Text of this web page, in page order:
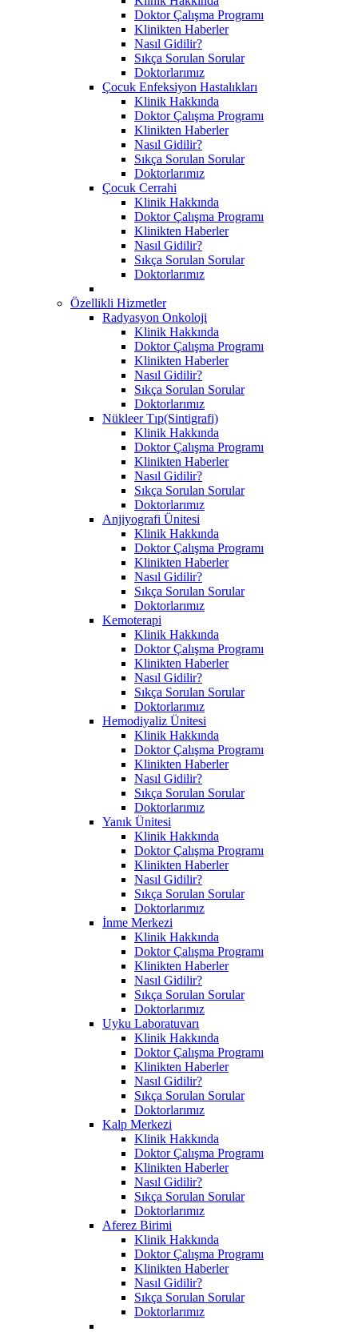
Doktor Çalışma Programı
Klinikten Haberler
Nasıl Gidilir?
Sıkça Sorulan Sorular
Doktorlarımız
Çocuk Enfeksiyon Hastalıkları
Klinik Hakkında
Doktor Çalışma Programı
Klinikten Haberler
Nasıl Gidilir?
Sıkça Sorulan Sorular
Doktorlarımız
Çocuk Cerrahi
Klinik Hakkında
Doktor Çalışma Programı
Klinikten Haberler
Nasıl Gidilir?
Sıkça Sorulan Sorular
Doktorlarımız
Özellikli Hizmetler
Radyasyon Onkoloji
Klinik Hakkında
Doktor Çalışma Programı
Klinikten Haberler
Nasıl Gidilir?
Sıkça Sorulan Sorular
Doktorlarımız
Nükleer Tıp(Sintigrafi)
Klinik Hakkında
Doktor Çalışma Programı
Klinikten Haberler
Nasıl Gidilir?
Sıkça Sorulan Sorular
Doktorlarımız
Anjiyografi Ünitesi
Klinik Hakkında
Doktor Çalışma Programı
Klinikten Haberler
Nasıl Gidilir?
Sıkça Sorulan Sorular
Doktorlarımız
Kemoterapi
Klinik Hakkında
Doktor Çalışma Programı
Klinikten Haberler
Nasıl Gidilir?
Sıkça Sorulan Sorular
Doktorlarımız
Hemodiyaliz Ünitesi
Klinik Hakkında
Doktor Çalışma Programı
Klinikten Haberler
Nasıl Gidilir?
Sıkça Sorulan Sorular
Doktorlarımız
Yanık Ünitesi
Klinik Hakkında
Doktor Çalışma Programı
Klinikten Haberler
Nasıl Gidilir?
Sıkça Sorulan Sorular
Doktorlarımız
İnme Merkezi
Klinik Hakkında
Doktor Çalışma Programı
Klinikten Haberler
Nasıl Gidilir?
Sıkça Sorulan Sorular
Doktorlarımız
Uyku Laboratuvarı
Klinik Hakkında
Doktor Çalışma Programı
Klinikten Haberler
Nasıl Gidilir?
Sıkça Sorulan Sorular
Doktorlarımız
Kalp Merkezi
Klinik Hakkında
Doktor Çalışma Programı
Klinikten Haberler
Nasıl Gidilir?
Sıkça Sorulan Sorular
Doktorlarımız
Aferez Birimi
Klinik Hakkında
Doktor Çalışma Programı
Klinikten Haberler
Nasıl Gidilir?
Sıkça Sorulan Sorular
Doktorlarımız